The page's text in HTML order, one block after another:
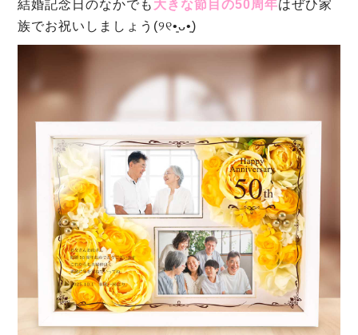
結婚記念日のなかでも 大きな節目の50周年はぜひ家
族でお祝いしましょう(୨୧•͈ᴗ•͈)